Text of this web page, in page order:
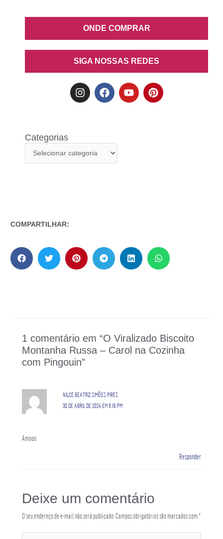
ONDE COMPRAR
SIGA NOSSAS REDES
Categorias
COMPARTILHAR:
1 comentário em “O Viralizado Biscoito
Montanha Russa – Carol na Cozinha
com Pingouin”
NILCE BEATRIZ SIMÕES PIRES
30 DE ABRIL DE 2024 EM 9:16 PM
Amooo
Responder
Deixe um comentário
O seu endereço de e-mail não será publicado. Campos obrigatórios são marcados com*